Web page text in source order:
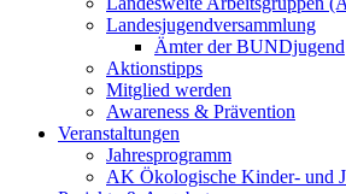
Landesjugendversammlung
Ämter der BUNDjugend
Aktionstipps
Mitglied werden
Awareness & Prävention
Veranstaltungen
Jahresprogramm
AK Ökologische Kinder- und